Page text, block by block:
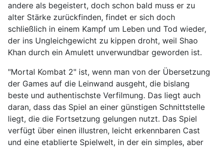
andere als begeistert, doch schon bald muss er zu
alter Stärke zurückfinden, findet er sich doch
schließlich in einem Kampf um Leben und Tod wieder,
der ins Ungleichgewicht zu kippen droht, weil Shao
Khan durch ein Amulett unverwundbar geworden ist.
"Mortal Kombat 2" ist, wenn man von der Übersetzung
der Games auf die Leinwand ausgeht, die bislang
beste und authentischste Verfilmung. Das liegt auch
daran, dass das Spiel an einer günstigen Schnittstelle
liegt, die die Fortsetzung gelungen nutzt. Das Spiel
verfügt über einen illustren, leicht erkennbaren Cast
und eine etablierte Spielwelt, in der ein simples, aber